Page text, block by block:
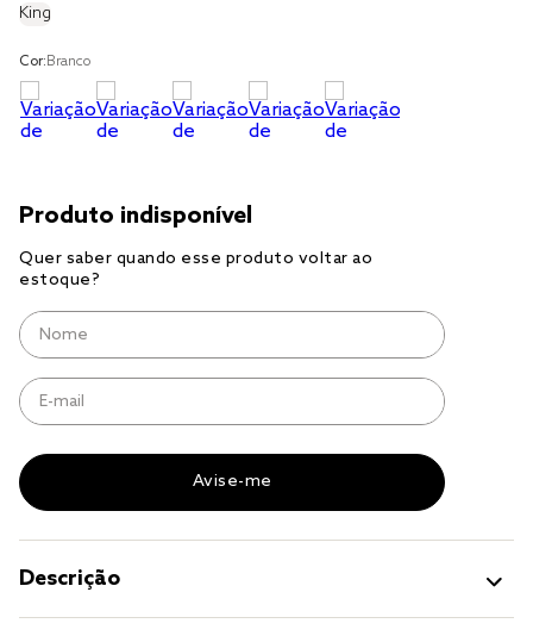
King
Cor:Branco
Descrição
cobre leito
jogo cama casal